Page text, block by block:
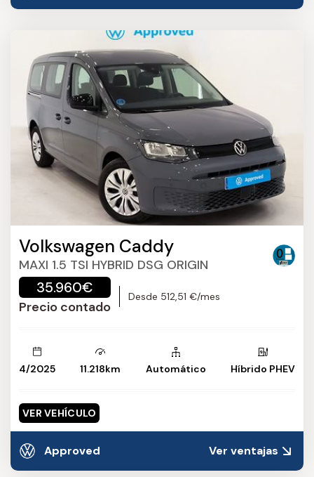
Volkswagen Caddy
MAXI 1.5 TSI HYBRID DSG ORIGIN
35.960€
Precio contado
Desde 512,51 €/mes
4/2025 11.218km Automático Híbrido PHEV
VER VEHÍCULO
Approved Ver ventajas